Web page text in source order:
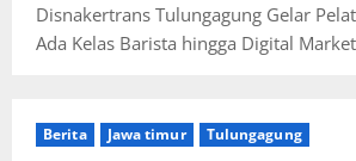
Disnakertrans Tulungagung Gelar
Ada Kelas Barista hingga Digital
Berita Jawa timur Tulungagung